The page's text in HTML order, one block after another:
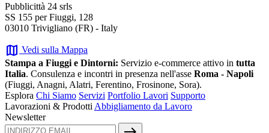
Pubblicittà 24 srls
SS 155 per Fiuggi, 128
03010 Trivigliano (FR) - Italy
map Vedi sulla Mappa
Stampa a Fiuggi e Dintorni: Servizio e-commerce attivo in tutta
Italia. Consulenza e incontri in presenza nell'asse Roma - Napoli
(Fiuggi, Anagni, Alatri, Ferentino, Frosinone, Sora).
Esplora Chi Siamo Servizi Portfolio Lavori Supporto
Lavorazioni & Prodotti Abbigliamento da Lavoro
Newsletter